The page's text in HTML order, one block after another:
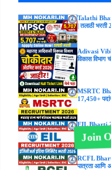
Talathi
| तलाठी भरती
Adivasi
विकास
MSRTC
17,450+
EIL Bharti
भरती; पाहा
RCFL Bharti
पात्रता आणि
Join